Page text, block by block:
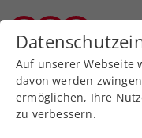
Zurück zur
Billie Jean King Cup
Auf unserer Webseite
davon werden
ermöglichen, Ihre
zu verbessern.